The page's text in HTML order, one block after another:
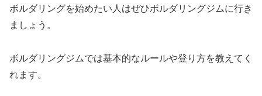
ボルダリングを始めたい人はぜひボルダリングジムに行き
ましょう。
ボルダリングジムでは基本的なルールや登り方を教えてく
れます。